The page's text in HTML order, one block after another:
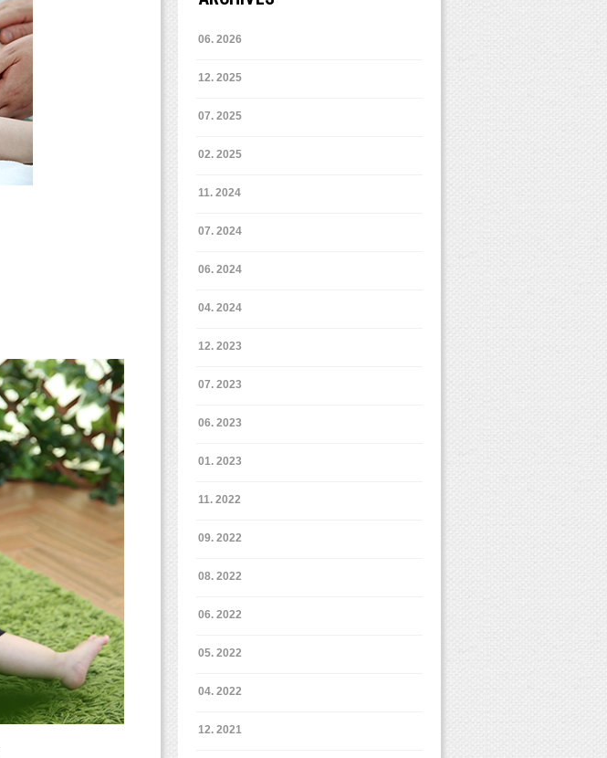
6. 2026
12. 2025
7. 2025
2. 2025
11. 2024
7. 2024
6. 2024
4. 2024
12. 2023
7. 2023
6. 2023
1. 2023
11. 2022
9. 2022
8. 2022
6. 2022
5. 2022
4. 2022
12. 2021